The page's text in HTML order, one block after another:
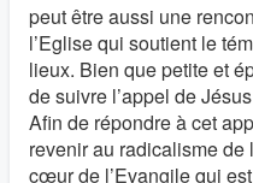
peut être aussi une
l’Eglise qui soutient le
lieux. Bien que petite et
de suivre l’appel de
Afin de répondre à cet
revenir au radicalisme
cœur de l’Evangile qui